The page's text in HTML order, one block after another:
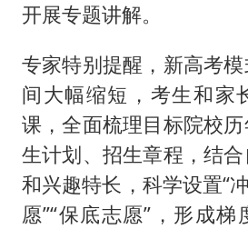
开展专题讲解。
专家特别提醒，新高考
间大幅缩短，考生和家
课，全面梳理目标院校
生计划、招生章程，结
和兴趣特长，科学设置“
愿”“保底志愿”，形成